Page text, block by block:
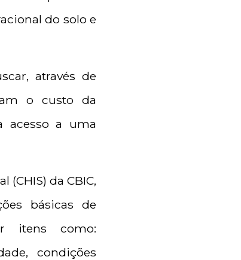
do solo e
através de
o custo da
acesso a uma
da CBIC,
básicas de
itens como:
condições